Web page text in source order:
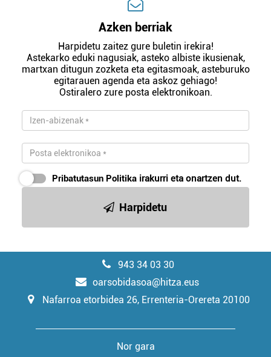
Azken berriak
Harpidetu zaitez gure buletin irekira!
Astekarko eduki nagusiak, asteko albiste ikusienak,
martxan ditugun zozketa eta egitasmoak, asteburuko
egitarauen agenda eta askoz gehiago!
Ostiralero zure posta elektronikoan.
Pribatutasun Politika irakurri eta onartzen dut.
Harpidetu
943 34 03 30
oarsobidasoa@hitza.eus
Nafarroa etorbidea 26, Errenteria-Orereta 20100
Nor gara